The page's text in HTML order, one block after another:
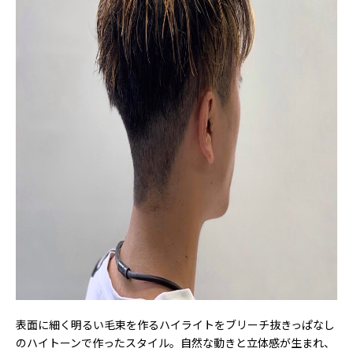
表面に細く明るい毛束を作るハイライトをブリーチ抜きっぱなし
のハイトーンで作ったスタイル。自然な動きと立体感が生まれ、